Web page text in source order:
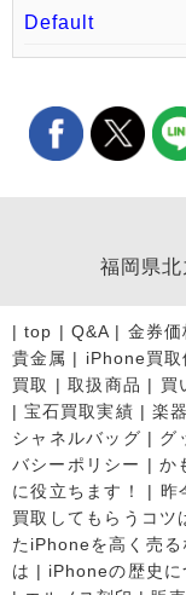
Default
福岡県
|top | Q&A| 金券価
貴金属 | iPhone買取
買取
|取扱商品 | 買
|宝石買取実績 | 楽器
シャネルバッグ | グ
バシーポリシー |か
に役立ちます！
| 昨
買取してもらうコツ
たiPhoneを高く売る
は | iPhoneの歴史に